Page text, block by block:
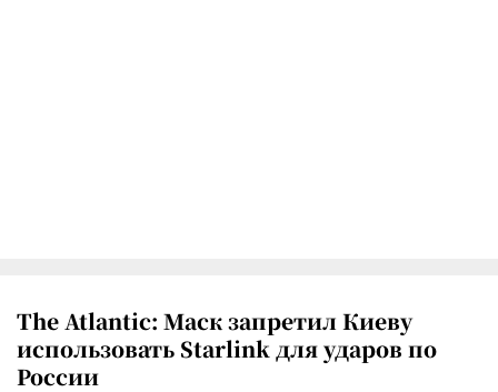
The Atlantic: Маск запретил Киеву
использовать Starlink для ударов по
России